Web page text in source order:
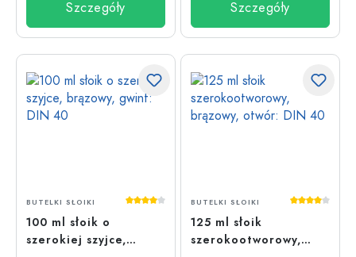
Szczegóły Szczegóły
Średnia ocena 4 z 5 gwiazdek
BUTELKI SŁOIKI
100 ml słoik o
szerokiej szyjce,
Średnia
BUTELKI SŁOIKI
125 ml słoik
szerokootworowy,